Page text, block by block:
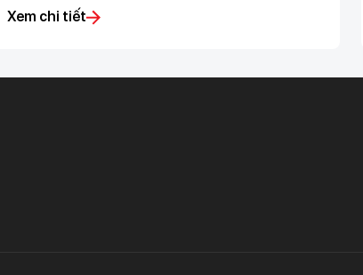
Sở KH&CN tỉnh Đồng Nai, Sở Tài Chính tỉnh Đồng
Nai, Thuế Đồng Nai, Ngân hàng Nhà nước chi nhánh
phường Đồng Xoài tổ chức “Hội nghị thúc đẩy chuyển
Xem chi tiết